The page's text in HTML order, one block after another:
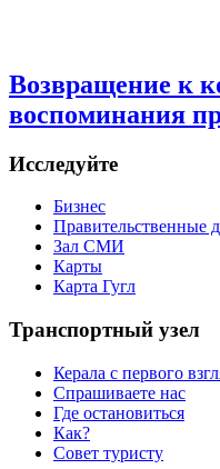
Возвращение к
воспоминания
Исследуйте
Бизнес
Правительственные
Зал СМИ
Карты
Карта Гугл
Транспортный узел
Керала с первого
Спрашиваете нас
Где остановиться
Как?
Совет туристу